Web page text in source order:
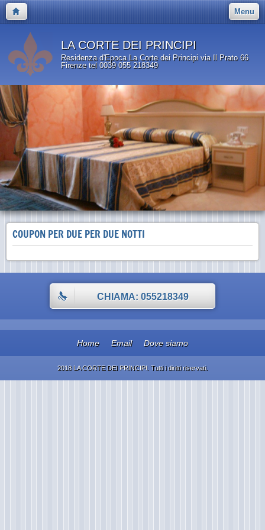
Menu
LA CORTE DEI PRINCIPI
Residenza d'Epoca La Corte dei Principi via Il Prato 66
Firenze tel 0039 055 218349
COUPON PER DUE PER DUE NOTTI
CHIAMA: 055218349
Home Email Dove siamo
2018 LA CORTE DEI PRINCIPI. Tutti i diritti riservati.